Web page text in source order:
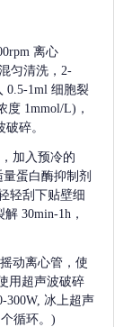
离心
匀清洗，2-
0.5-1ml 细胞裂
度 1mmol/L)，
碎。
加入预冷的
蛋白酶抑制剂
轻刮下贴壁细
30min-1h，
动离心管，使
用超声波破碎
300W, 冰上超声
循环。)